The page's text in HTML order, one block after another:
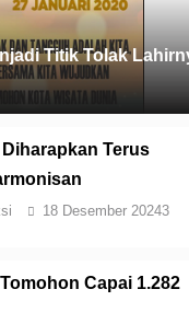
Titik Tolak
Terus
18 Desember 20243
Capai 1.282